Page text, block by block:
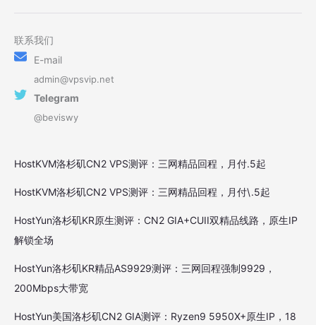
联系我们
E-mail
admin@vpsvip.net
Telegram
@beviswy
HostKVM洛杉矶CN2 VPS测评：三网精品回程，月付.5起
HostKVM洛杉矶CN2 VPS测评：三网精品回程，月付\.5起
HostYun洛杉矶KR原生测评：CN2 GIA+CUII双精品线路，原生IP
解锁全场
HostYun洛杉矶KR精品AS9929测评：三网回程强制9929，
200Mbps大带宽
HostYun美国洛杉矶CN2 GIA测评：Ryzen9 5950X+原生IP，18